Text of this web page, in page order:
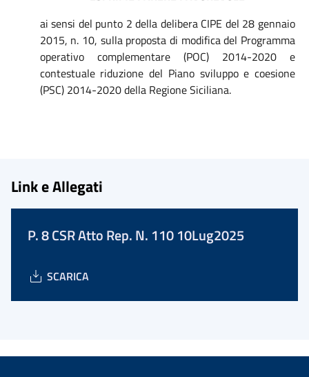
ai sensi del punto 2 della delibera CIPE del 28 gennaio
2015, n. 10, sulla proposta di modifica del Programma
operativo complementare (POC) 2014-2020 e
contestuale riduzione del Piano sviluppo e coesione
(PSC) 2014-2020 della Regione Siciliana.
Link e Allegati
P. 8 CSR Atto Rep. N. 110 10Lug2025
SCARICA